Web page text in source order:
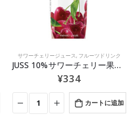
アプリコットジュース ,フルーツドリンク
Juss 20%アプリコット果汁入り飲料 １Ｌ
¥334
カートに追加